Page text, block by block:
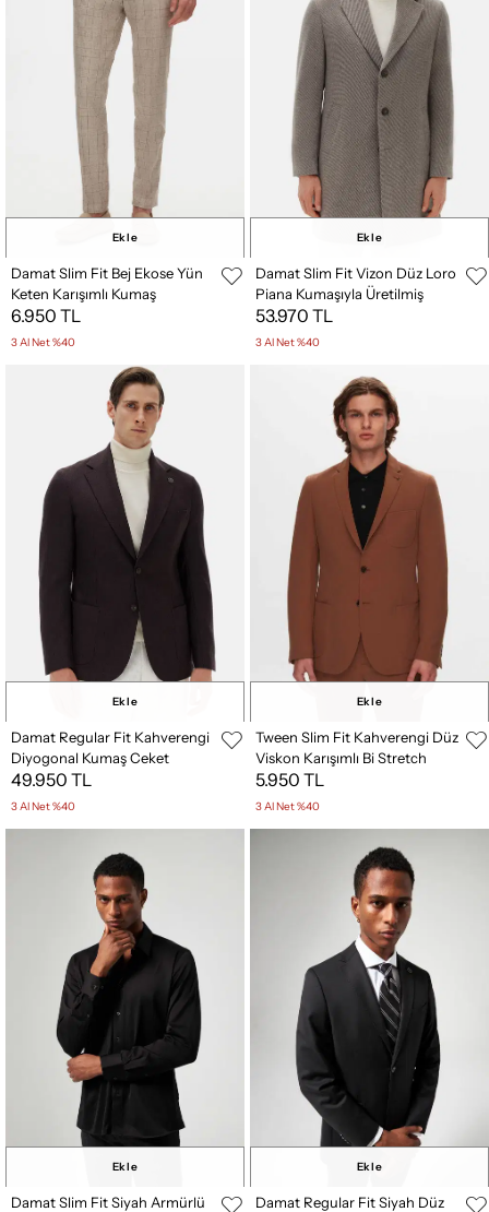
Ekle
Damat Slim Fit Bej Ekose Yün
Keten Karışımlı Kumaş
Pantolon
6.950 TL
3 Al Net %40
Ekle
Damat Slim Fit Vizon Düz Loro
Piana Kumaşıyla Üretilmiş
%100 Kaşmir Palto
53.970 TL
3 Al Net %40
Ekle
Damat Regular Fit Kahverengi
Diyogonal Kumaş Ceket
49.950 TL
3 Al Net %40
Ekle
Tween Slim Fit Kahverengi Düz
Viskon Karışımlı Bi Stretch
Takim Elbise
5.950 TL
3 Al Net %40
Ekle
Damat Slim Fit Siyah Armürlü
Ekle
Damat Regular Fit Siyah Düz